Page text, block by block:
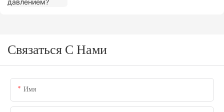
Связаться С Нами
Имя